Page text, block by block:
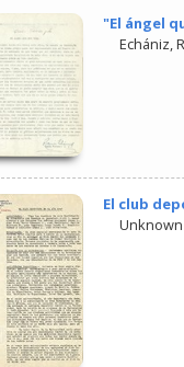
"El ángel
Echániz,
El club